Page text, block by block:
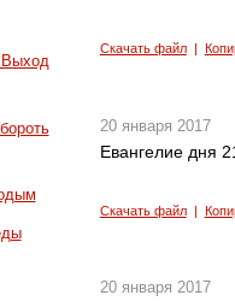
Выход
Скачать файл|
20 января 2017
Евангелие дня
Скачать файл|
20 января 2017